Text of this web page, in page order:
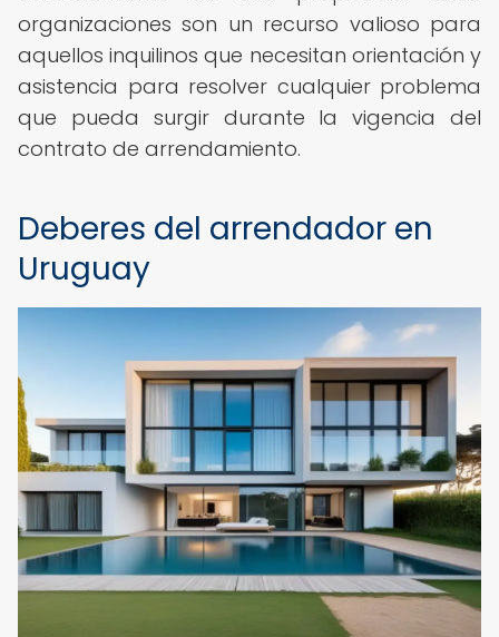
organizaciones son un recurso valioso para
aquellos inquilinos que necesitan orientación y
asistencia para resolver cualquier problema
que pueda surgir durante la vigencia del
contrato de arrendamiento.
Deberes del arrendador en
Uruguay